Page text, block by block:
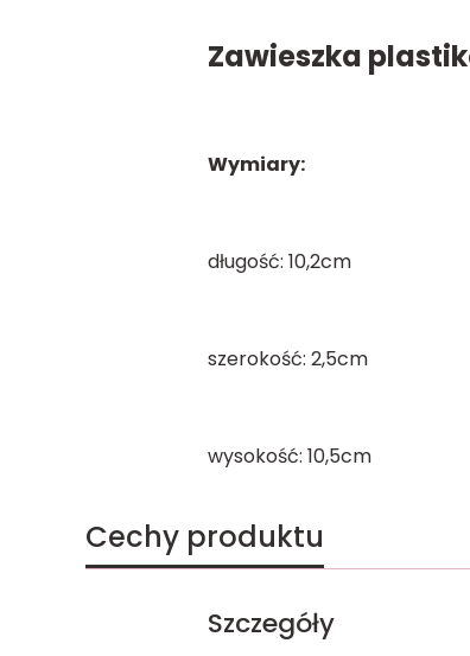
Zawieszka
Wymiary:
długość: 10,2cm
szerokość: 2,5cm
wysokość: 10,5cm
Cechy produktu
Szczegóły